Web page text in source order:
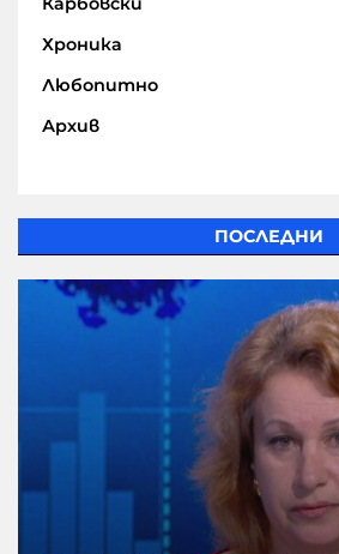
Хроника
Любопитно
Архив
ПОСЛЕДНИ